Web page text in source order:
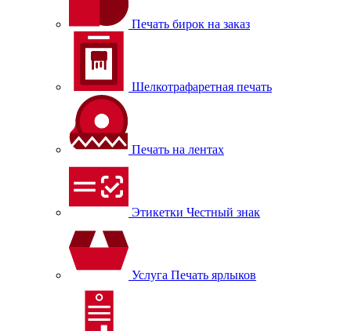
Печать бирок на заказ
Шелкотрафаретная печать
Печать на лентах
Этикетки Честный знак
Услуга Печать ярлыков